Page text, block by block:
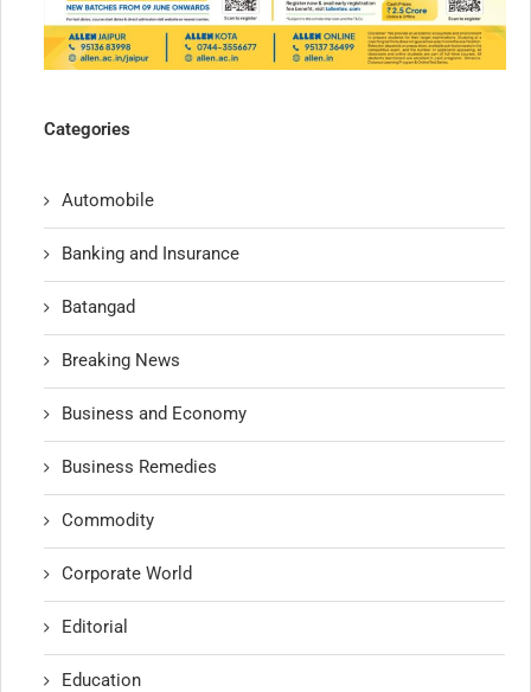
Categories
Automobile
Banking and Insurance
Batangad
Breaking News
Business and Economy
Business Remedies
Commodity
Corporate World
Editorial
Education